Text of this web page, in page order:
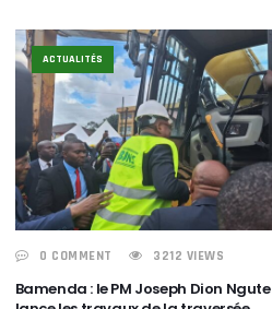
ACTUALITÉS
0 COMMENT 3212 VIEWS
Bamenda : le PM Joseph Dion Ngute